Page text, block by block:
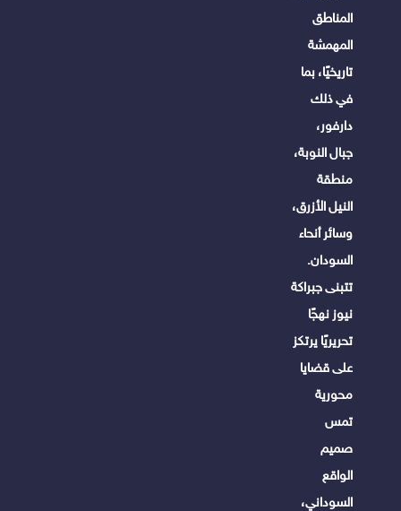
المناطق
المهمشة
تاريخيًا، بما
في ذلك
دارفور،
جبال النوبة،
منطقة
النيل الأزرق،
وسائر أنحاء
السودان.
تتبنى جبراكة
نيوز نهجًا
تحريريًا يرتكز
على قضايا
محورية
تمس
صميم
الواقع
السوداني،